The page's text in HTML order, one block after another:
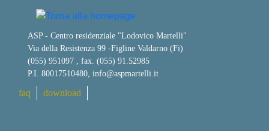
ASP - Centro residenziale "Lodovico Martelli"
Via della Resistenza 99 -Figline Valdarno (Fi)
(055) 951097 , fax. (055) 91.52985
P.I. 80017510480, info@aspmartelli.it
faq download